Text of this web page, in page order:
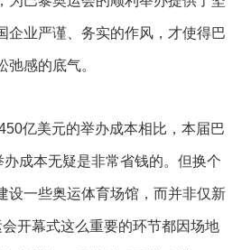
企业严谨、务实的作风，才使得巴
感的底气。
亿美元的举办成本相比，本届巴
办成本无疑是非常省钱的。但换个
设一些奥运体育场馆，而并非仅新
开幕式这么重要的环节都因场地